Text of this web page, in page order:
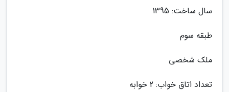
سال ساخت: 1395
طبقه سوم
ملک شخصی
تعداد اتاق خواب: 2 خوابه